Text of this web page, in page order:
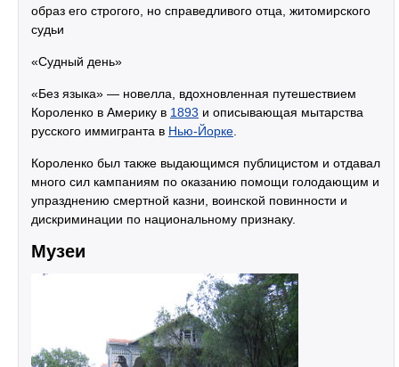
образ его строгого, но справедливого отца, житомирского
судьи
«Судный день»
«Без языка» — новелла, вдохновленная путешествием
Короленко в Америку в 1893 и описывающая мытарства
русского иммигранта в Нью-Йорке
Короленко был также выдающимся публицистом и отдавал
много сил кампаниям по оказанию помощи голодающим и
упразднению смертной казни, воинской повинности и
дискриминации по национальному признаку.
Музеи